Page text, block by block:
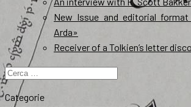
New Issue and editorial
Arda»
Receiver of a Tolkien’s letter
Ricerca
per:
Categorie